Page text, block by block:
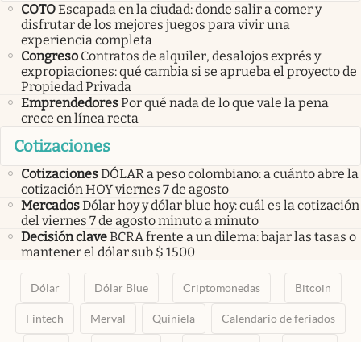
COTOEscapada en la ciudad: donde salir a comer y
disfrutar de los mejores juegos para vivir una
experiencia completa
Congreso Contratos de alquiler, desalojos exprés y
expropiaciones: qué cambia si se aprueba el proyecto de
Propiedad Privada
EmprendedoresPor qué nada de lo que vale la pena
crece en línea recta
Cotizaciones
CotizacionesDÓLAR a peso colombiano: a cuánto abre la
cotización HOY viernes 7 de agosto
MercadosDólar hoy y dólar blue hoy: cuál es la cotización
del viernes 7 de agosto minuto a minuto
Decisión claveBCRA frente a un dilema: bajar las tasas o
mantener el dólar sub $ 1500
Dólar Dólar Blue Criptomonedas Bitcoin
Fintech Merval Quiniela Calendario de feriados